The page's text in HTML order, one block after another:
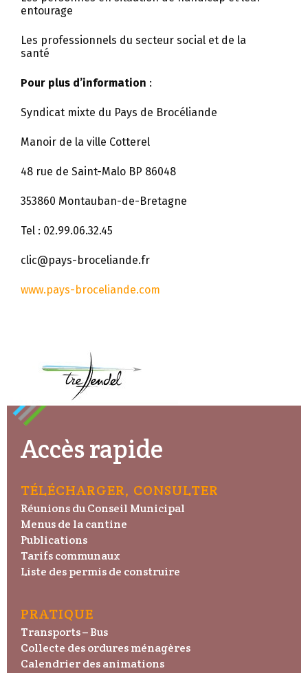
entourage
Les professionnels du secteur social et de la
santé
Pour plus d’information :
Syndicat mixte du Pays de Brocéliande
Manoir de la ville Cotterel
48 rue de Saint-Malo BP 86048
353860 Montauban-de-Bretagne
Tel : 02.99.06.32.45
clic@pays-broceliande.fr
www.pays-broceliande.com
Accès rapide
TÉLÉCHARGER, CONSULTER
Réunions du Conseil Municipal
Menus de la cantine
Publications
Tarifs communaux
Liste des permis de construire
PRATIQUE
Transports – Bus
Collecte des ordures ménagères
Calendrier des animations